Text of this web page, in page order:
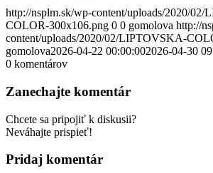
http://nsplm.sk/wp-content/uploads/2020/
COLOR-300x106.png 0 0 gomolova http://
content/uploads/2020/02/LIPTOVSKA-
gomolova2026-04-22 00:00:002026-04-30
0 komentárov
Zanechajte komentár
Chcete sa pripojiť k diskusii?
Neváhajte prispieť!
Pridaj komentár